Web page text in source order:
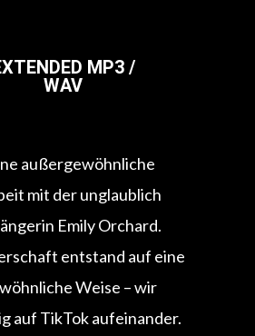
MP3 /
WAV
außergewöhnliche
mit der unglaublich
Emily Orchard.
entstand auf eine
Weise – wir
auf TikTok aufeinander.